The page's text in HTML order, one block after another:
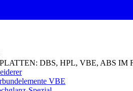
DBS, HPL, VBE, ABS IM
VBE